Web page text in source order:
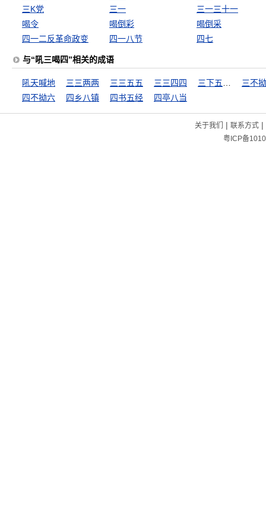
三K党
三一
三一三十一
喝令
喝倒彩
喝倒采
四一二反革命政变
四一八节 四七
与“吼三喝四”相关的成语
吼天喊地 三三两两 三三五五 三三四四
三不
四不拗六
四乡八镇 四书五经 四亭八当
关于我们 | 联系方式|
粤ICP备